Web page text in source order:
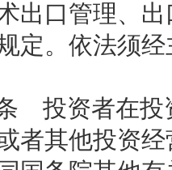
出口管理、
定。依法须
资者在投资
者其他投资